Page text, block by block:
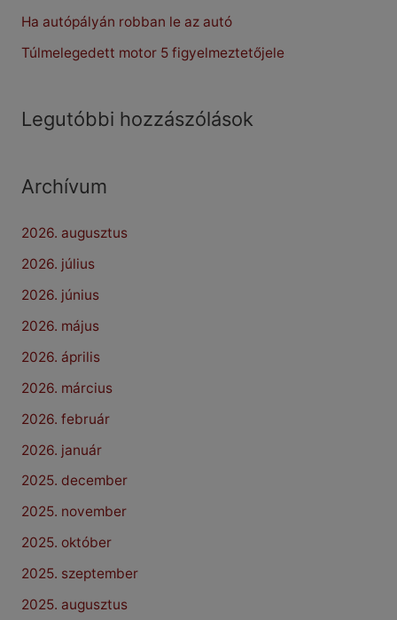
rHa autópályán robban le az autó
Túlmelegedett motor 5 figyelmeztetőjele
Legutóbbi hozzászólások
Archívum
2026. augusztus
2026. július
2026. június
2026. május
2026. április
2026. március
2026. február
2026. január
2025. december
2025. november
2025. október
2025. szeptember
2025. augusztus